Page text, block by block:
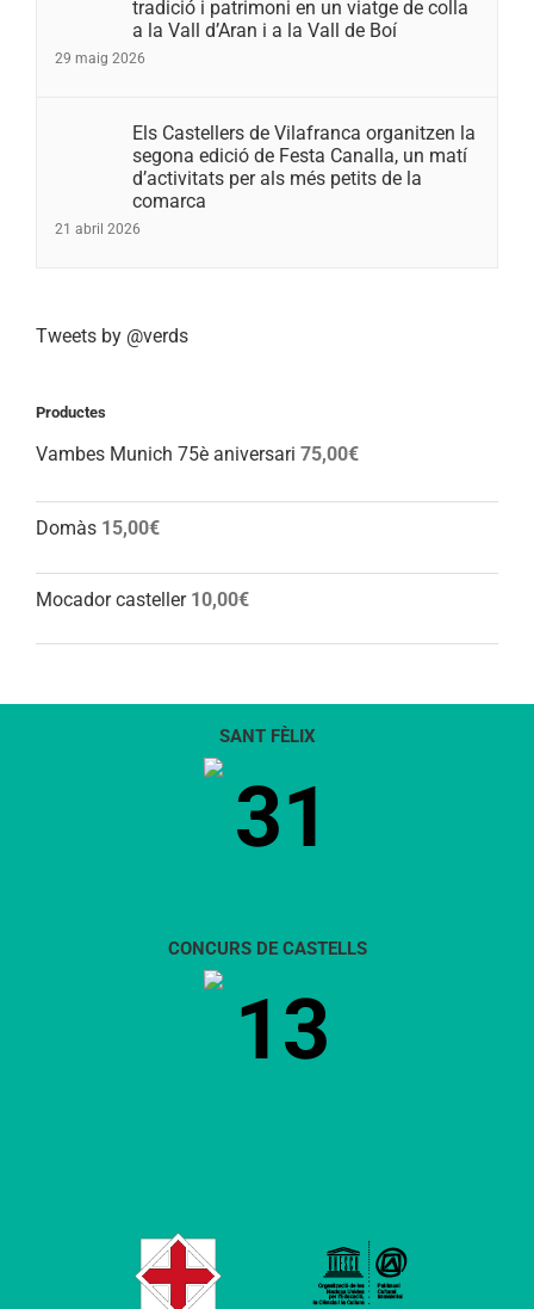
tradició i patrimoni en un viatge de colla
a la Vall d’Aran i a la Vall de Boí
29 maig 2026
Els Castellers de Vilafranca organitzen la
segona edició de Festa Canalla, un matí
d’activitats per als més petits de la
comarca
21 abril 2026
Tweets by @verds
Productes
Vambes Munich 75è aniversari 75,00€
Domàs 15,00€
Mocador casteller 10,00€
SANT FÈLIX
31
CONCURS DE CASTELLS
13